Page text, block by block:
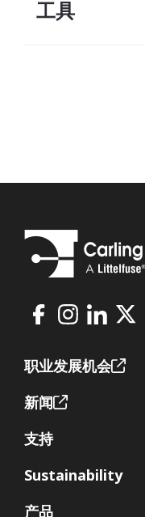
工具
FacebookX
Footer
职业发展机会
新闻
支持
Sustainability
产品